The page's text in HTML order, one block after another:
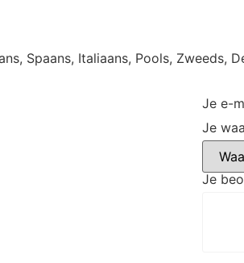
Spaans, Italiaans, Pools, Zweeds,
Je e-
Je
Je